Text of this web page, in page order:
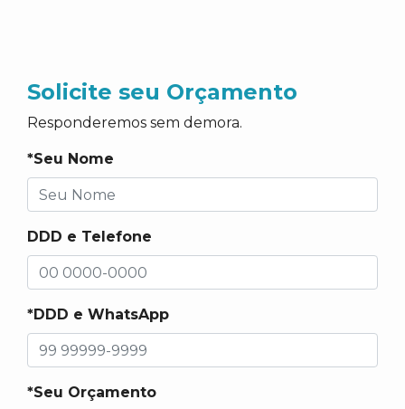
Solicite seu Orçamento
Responderemos sem demora.
*Seu Nome
DDD e Telefone
*DDD e WhatsApp
*Seu Orçamento